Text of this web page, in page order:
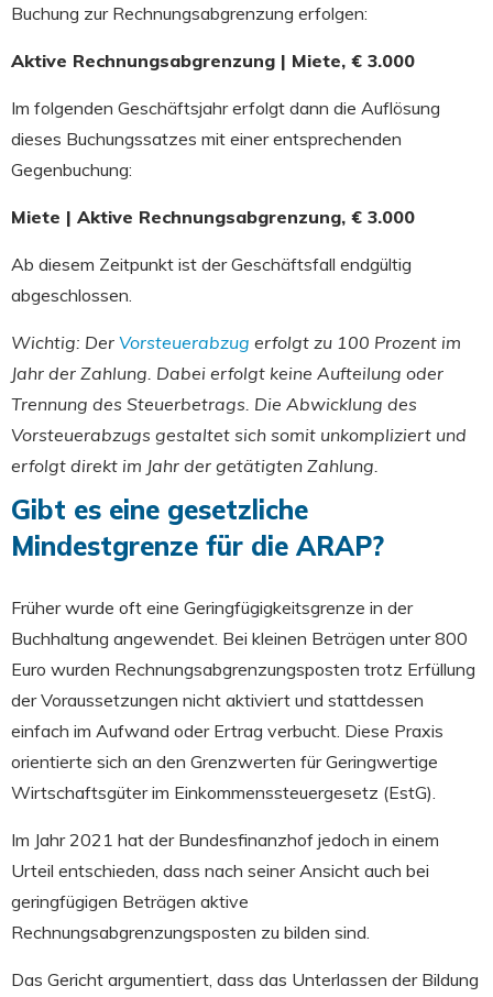
Buchung zur Rechnungsabgrenzung erfolgen:
Aktive Rechnungsabgrenzung | Miete, € 3.000
Im folgenden Geschäftsjahr erfolgt dann die Auflösung
dieses Buchungssatzes mit einer entsprechenden
Gegenbuchung:
Miete | Aktive Rechnungsabgrenzung, € 3.000
Ab diesem Zeitpunkt ist der Geschäftsfall endgültig
abgeschlossen.
Wichtig: Der Vorsteuerabzug erfolgt zu 100 Prozent im
Jahr der Zahlung. Dabei erfolgt keine Aufteilung oder
Trennung des Steuerbetrags. Die Abwicklung des
Vorsteuerabzugs gestaltet sich somit unkompliziert und
erfolgt direkt im Jahr der getätigten Zahlung.
Gibt es eine gesetzliche
Mindestgrenze für die ARAP?
Früher wurde oft eine Geringfügigkeitsgrenze in der
Buchhaltung angewendet. Bei kleinen Beträgen unter 800
Euro wurden Rechnungsabgrenzungsposten trotz Erfüllung
der Voraussetzungen nicht aktiviert und stattdessen
einfach im Aufwand oder Ertrag verbucht. Diese Praxis
orientierte sich an den Grenzwerten für Geringwertige
Wirtschaftsgüter im Einkommenssteuergesetz (EstG).
Im Jahr 2021 hat der Bundesfinanzhof jedoch in einem
Urteil entschieden, dass nach seiner Ansicht auch bei
geringfügigen Beträgen aktive
Rechnungsabgrenzungsposten zu bilden sind.
Das Gericht argumentiert, dass das Unterlassen der Bildung